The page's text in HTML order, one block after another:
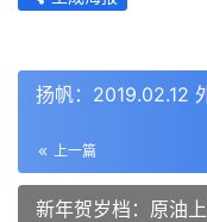
扬帆：2019.02.12
上一篇
新年贺岁档：原油